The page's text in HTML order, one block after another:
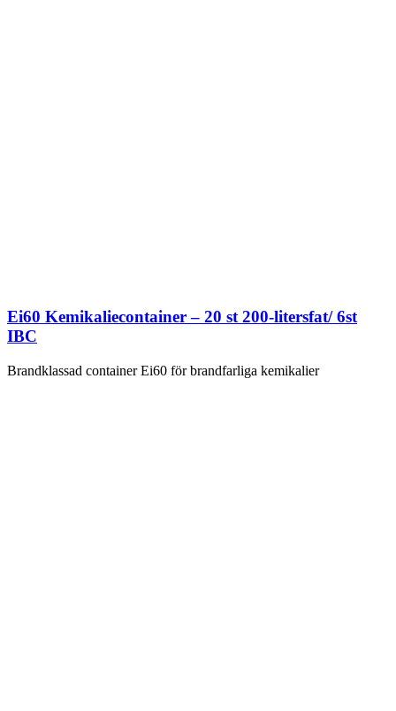
Ei60 Kemikaliecontainer – 20 st 200-litersfat/ 6st
IBC
Brandklassad container Ei60 för brandfarliga kemikalier